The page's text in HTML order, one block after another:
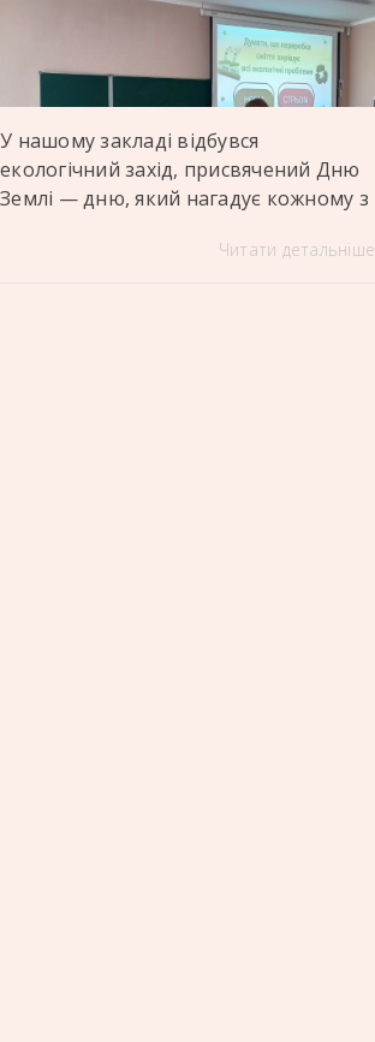
У нашому закладі відбувся
екологічний захід, присвячений Дню
Землі — дню, який нагадує кожному з
залежить від наших щоденних
Читати детальніше